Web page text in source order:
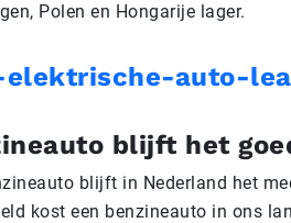
Polen en Hongarije lager.
elektrische-auto-
blijft het
blijft in Nederland het
kost een benzineauto in ons